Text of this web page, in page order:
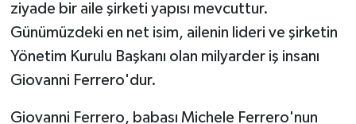
ziyade bir aile şirketi yapısı mevcuttur.
Günümüzdeki en net isim, ailenin lideri ve şirketin
Yönetim Kurulu Başkanı olan milyarder iş insanı
Giovanni Ferrero'dur.
Giovanni Ferrero, babası Michele Ferrero'nun